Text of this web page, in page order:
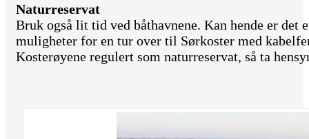
Naturreservat
Bruk også lit tid ved båthavnene. Kan hende er det
muligheter for en tur over til Sørkoster med
Kosterøyene regulert som naturreservat, så ta